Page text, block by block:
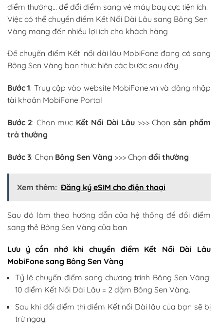
điểm thưởng… để đổi điểm sang vé máy bay cực tiện ích.
Việc có thể chuyển điểm Kết Nối Dài Lâu sang Bông Sen
Vàng mang đến nhiều lợi ích cho khách hàng
Để chuyển điểm Kết nối dài lâu MobiFone đang có sang
Bông Sen Vàng bạn thực hiện các bước sau đây
Bước 1: Truy cập vào website MobiFone.vn và đăng nhập
tài khoản MobiFone Portal
Bước 2: Chọn mục Kết Nối Dài Lâu >>> Chọn sản phẩm
trả thưởng
Bước 3: Chọn Bông Sen Vàng >>> Chọn đổi thưởng
Xem thêm: Đăng ký eSIM cho điện thoại
Sau đó làm theo hướng dẫn của hệ thống để đổi điểm
sang thẻ Bông Sen Vàng của bạn
Lưu ý cần nhớ khi chuyển điểm Kết Nối Dài Lâu
MobiFone sang Bông Sen Vàng
Tỷ lệ chuyển điểm sang chương trình Bông Sen Vàng:
10 điểm Kết Nối Dài Lâu = 2 dặm Bông Sen Vàng.
Sau khi đổi điểm thì điểm Kết nối Dài lâu của bạn sẽ bị
trừ ngay.